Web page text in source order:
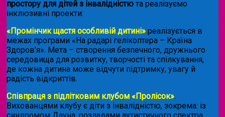
простору для дітей з інвалідністю та реалізуємо
інклюзивні проекти:
«Промінчик щастя особливій дитині» реалізується в
межах програми «На радарі гелікоптера – Країна
Здоров’я». Мета – створення безпечного, дружнього
середовища для розвитку, творчості та спілкування,
де кожна дитина може відчути підтримку, увагу й
радість відкриттів.
Співпраця з підлітковим клубом «Пролісок».
Вихованцями клубу є діти з інвалідністю, зокрема: із